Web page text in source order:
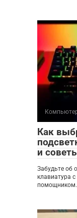
Как
и
Забудьте об
клавиатура
помощником.